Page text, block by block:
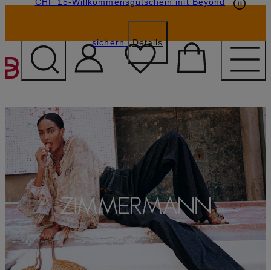
ZUM HAUPTINHALT
sichern Details